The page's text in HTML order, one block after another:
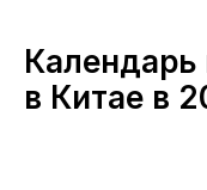
в Китае в